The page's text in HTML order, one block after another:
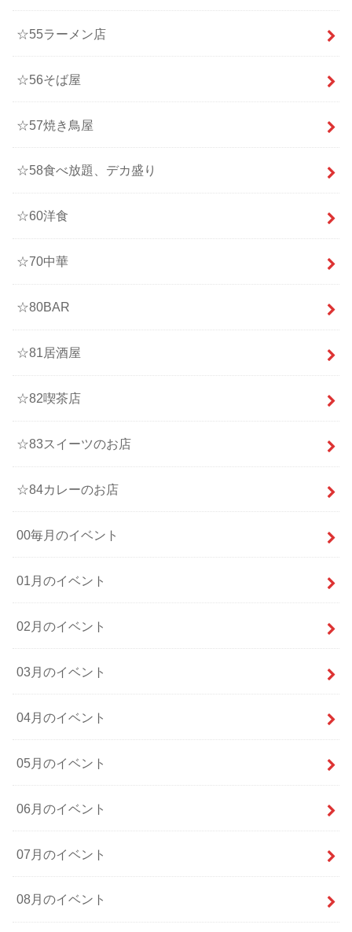
☆55ラーメン店
☆56そば屋
☆57焼き鳥屋
☆58食べ放題、デカ盛り
☆60洋食
☆70中華
☆80BAR
☆81居酒屋
☆82喫茶店
☆83スイーツのお店
☆84カレーのお店
00毎月のイベント
01月のイベント
02月のイベント
03月のイベント
04月のイベント
05月のイベント
06月のイベント
07月のイベント
08月のイベント